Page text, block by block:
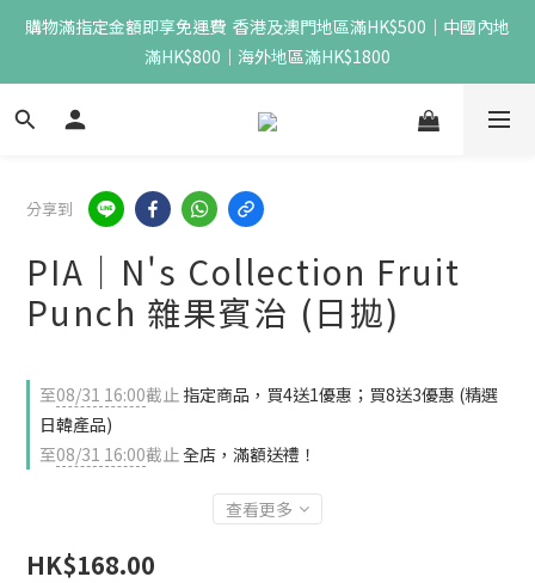
購物滿指定金額即享免運費  香港及澳門地區滿HK$500｜中國內地
滿HK$800｜海外地區滿HK$1800
分享到
PIA｜N's Collection Fruit
Punch 雜果賓治 (日拋)
至08/31 16:00截止 指定商品，買4送1優惠；買8送3優惠 (精選
日韓產品)
至08/31 16:00截止全店，滿額送禮！
查看更多
HK$168.00